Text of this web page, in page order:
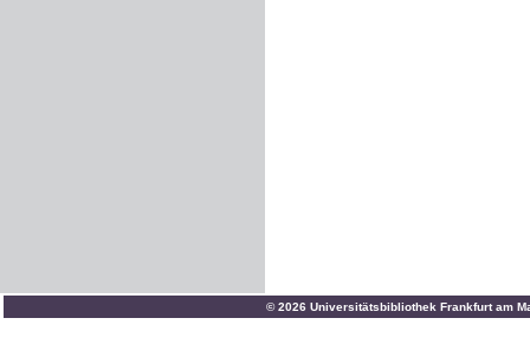
© 2026 Universitätsbibliothek Frankfurt am